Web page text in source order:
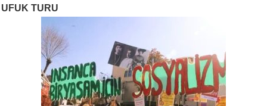
UFUK TURU